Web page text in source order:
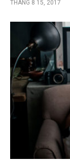
THÁNG 8 15, 2017